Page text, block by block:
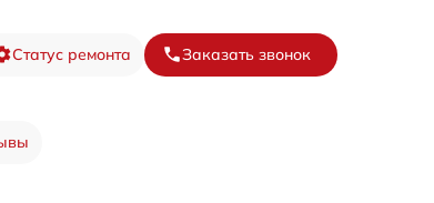
Статус ремонта Заказать звонок